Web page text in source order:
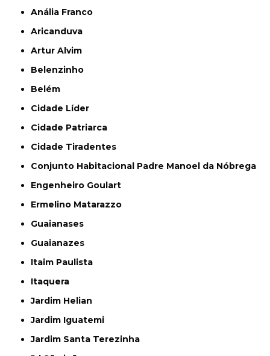
Anália Franco
Aricanduva
Artur Alvim
Belenzinho
Belém
Cidade Líder
Cidade Patriarca
Cidade Tiradentes
Conjunto Habitacional Padre Manoel da Nóbrega
Engenheiro Goulart
Ermelino Matarazzo
Guaianases
Guaianazes
Itaim Paulista
Itaquera
Jardim Helian
Jardim Iguatemi
Jardim Santa Terezinha